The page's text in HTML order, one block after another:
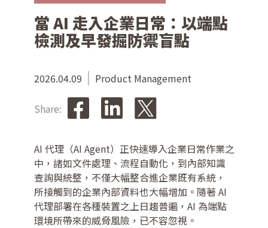
關於 TeamT5
最新消息
當 AI 走入企業日常：以端點
檢測及早發掘防禦盲點
2026.04.09 Product Management
Share:
AI 代理（AI Agent）正快速導入企業日常作業之
中，諸如文件處理、流程自動化，到內部知識
查詢與統整，不僅大幅整合進企業既有系統，
所接觸到的企業內部資料也大幅增加。隨著 AI
代理部署在各種裝置之上日趨普遍，AI 為端點
環境所帶來的威脅風險，已不容忽視。